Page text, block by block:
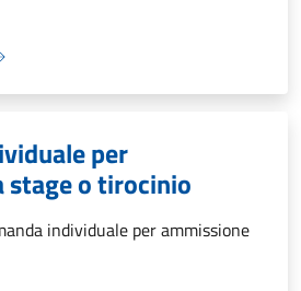
per
stage o tirocinio
individuale per ammissione